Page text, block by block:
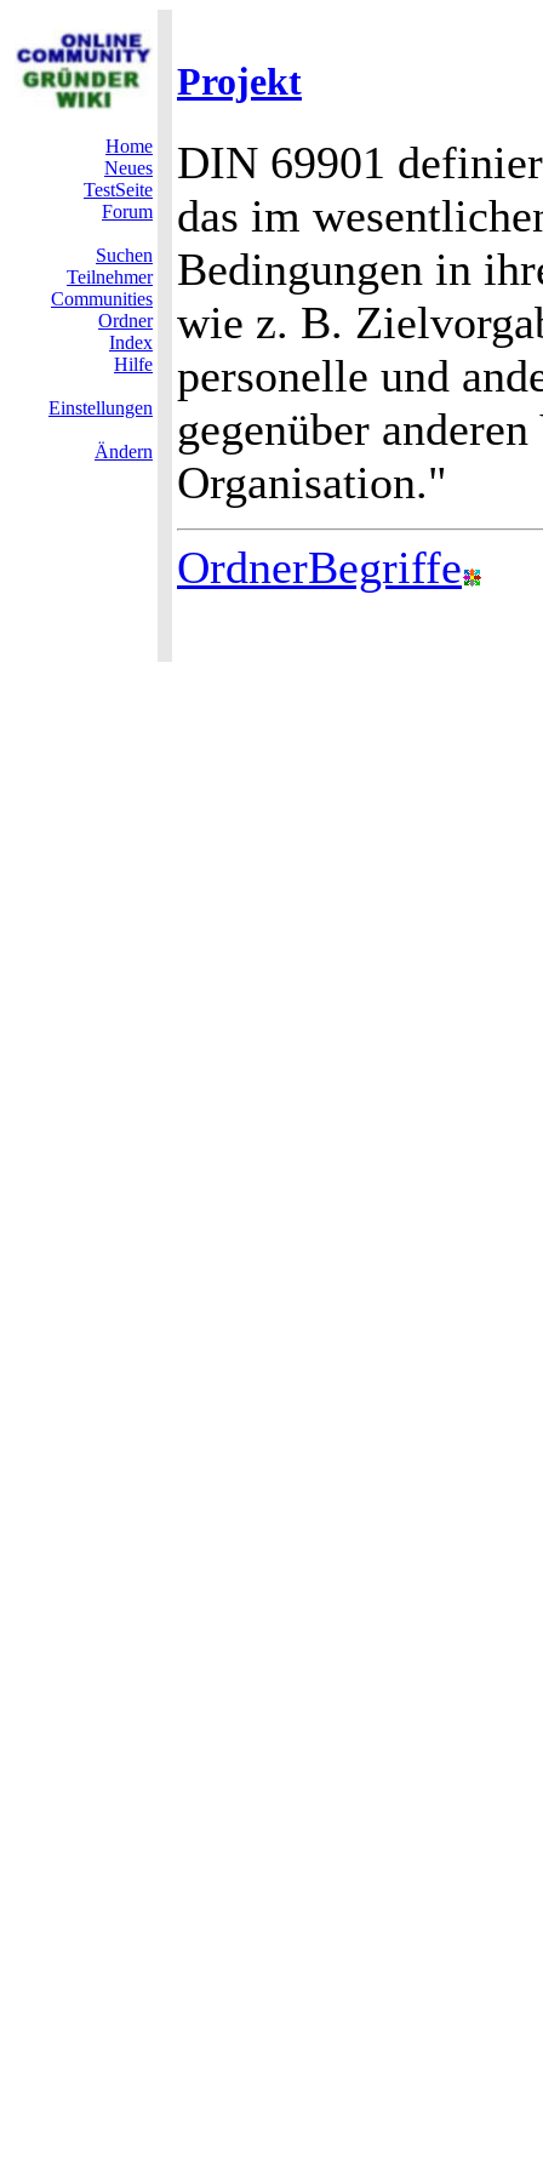
Projekt
Home
Neues
TestSeite
Forum
Suchen
Teilnehmer
Communities
Ordner
Index
Hilfe
Einstellungen
Ändern
DIN 69901
das im
Bedingungen in
wie z. B.
personelle und
gegenüber
Organisation."
OrdnerBegriffe